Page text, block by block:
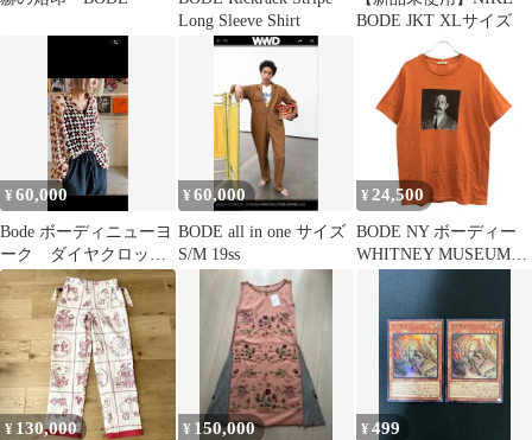
Long Sleeve Shirt
BODE JKT XLサイズ
¥60,000
Bode ボーディニューヨ
ーク ダイヤクロッシ
ェレースシャツ
¥60,000
BODE all in one サイズ
S/M 19ss
¥ 24,500
BODE NY ボーディー
WHITNEY MUSEUM限
D’IDENTITE TEE フォ
トプリントTシャツ オ
レンジ M
¥ 130,000 ¥ 150,000 ¥499